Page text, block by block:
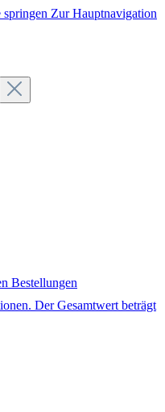
springen Zur Hauptnavigation
Bestellungen
Der Gesamtwert beträgt